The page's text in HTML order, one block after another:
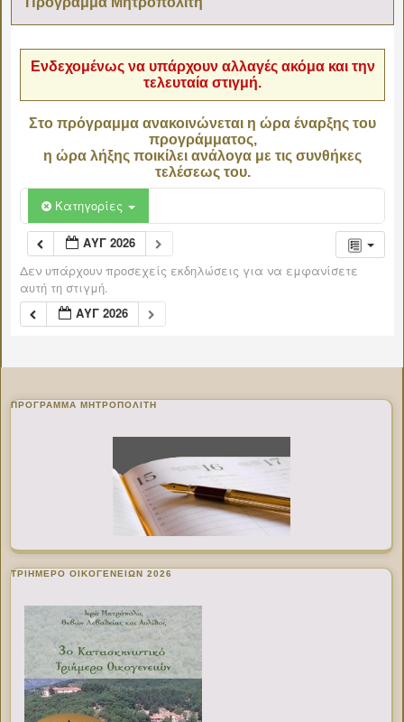
Ενδεχομένως να υπάρχουν αλλαγές ακόμα και την
τελευταία στιγμή.
Στο πρόγραμμα ανακοινώνεται η ώρα έναρξης του
προγράμματος,
η ώρα λήξης ποικίλει ανάλογα με τις συνθήκες
τελέσεως του.
Κατηγορίες
ΑΥΓ 2026
Δεν υπάρχουν προσεχείς εκδηλώσεις για να εμφανίσετε
αυτή τη στιγμή.
ΑΥΓ 2026
ΠΡΌΓΡΑΜΜΑ ΜΗΤΡΟΠΟΛΊΤΗ
ΤΡΙΗΜΕΡΟ ΟΙΚΟΓΕΝΕΙΩΝ 2026